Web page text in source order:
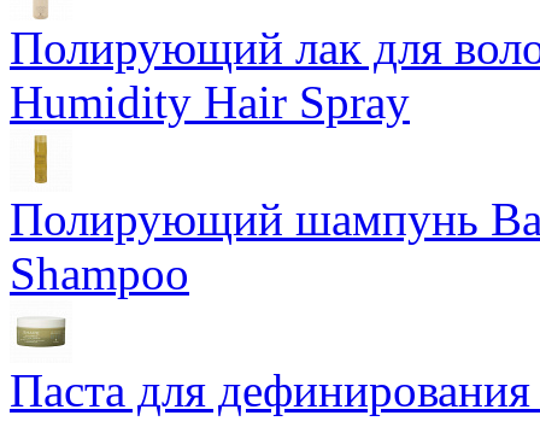
Полирующий лак для
Humidity Hair Spray
Полирующий шампунь
Shampoo
Паста для